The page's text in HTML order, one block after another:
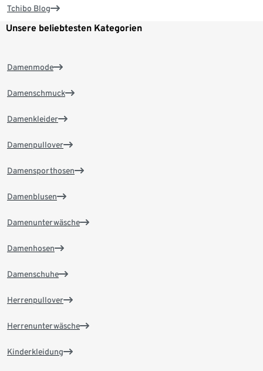
Tchibo Blog
Unsere beliebtesten Kategorien
Damenmode
Damenschmuck
Damenkleider
Damenpullover
Damensporthosen
Damenblusen
Damenunterwäsche
Damenhosen
Damenschuhe
Herrenpullover
Herrenunterwäsche
Kinderkleidung